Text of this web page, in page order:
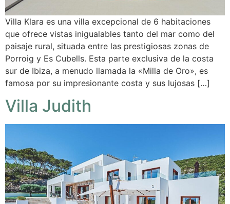
Villa Klara es una villa excepcional de 6 habitaciones
que ofrece vistas inigualables tanto del mar como del
paisaje rural, situada entre las prestigiosas zonas de
Porroig y Es Cubells. Esta parte exclusiva de la costa
sur de Ibiza, a menudo llamada la «Milla de Oro», es
famosa por su impresionante costa y sus lujosas […]
Villa Judith